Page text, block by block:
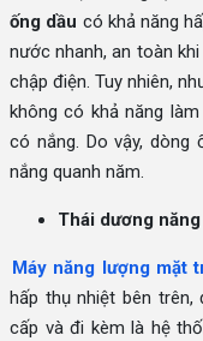
ống dầu có khả năng
nước nhanh, an toàn
chập điện. Tuy nhiên,
không có khả năng
có nắng. Do vậy, dòng
nắng quanh năm.
Thái dương
Máy năng lượng mặt
hấp thụ nhiệt bên
cấp và đi kèm là hệ